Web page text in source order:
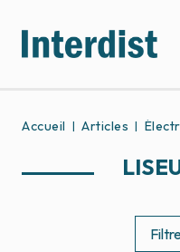
Accueil Articles